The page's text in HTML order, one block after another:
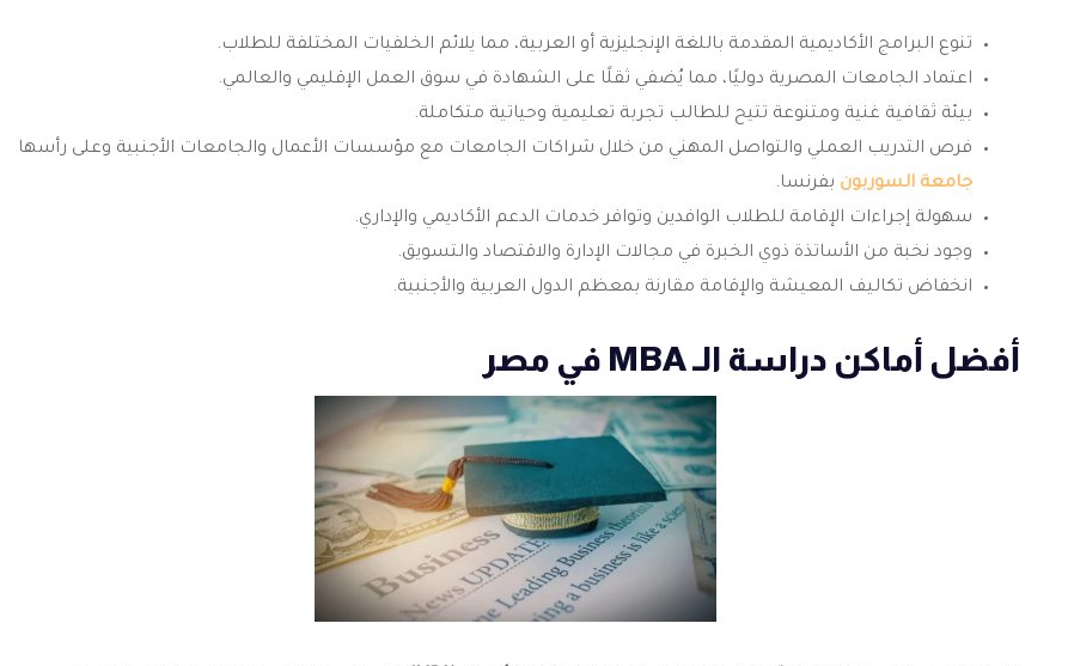
تنوع البرامج الأكاديمية المقدمة باللغة الإنجليزية أو العربية، مما يلائم الخلفيات المختلفة للطلاب.
اعتماد الجامعات المصرية دوليًا، مما يُضفي ثقلًا على الشهادة في سوق العمل الإقليمي والعالمي.
بيئة ثقافية غنية ومتنوعة تتيح للطالب تجربة تعليمية وحياتية متكاملة.
فرص التدريب العملي والتواصل المهني من خلال شراكات الجامعات مع مؤسسات الأعمال والجامعات الأجنبية وعلى رأسها
جامعة السوربون بفرنسا.
سهولة إجراءات الإقامة للطلاب الوافدين وتوافر خدمات الدعم الأكاديمي والإداري.
وجود نخبة من الأساتذة ذوي الخبرة في مجالات الإدارة والاقتصاد والتسويق.
انخفاض تكاليف المعيشة والإقامة مقارنة بمعظم الدول العربية والأجنبية.
أفضل أماكن دراسة الـ MBA في مصر